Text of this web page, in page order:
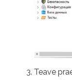
Teave